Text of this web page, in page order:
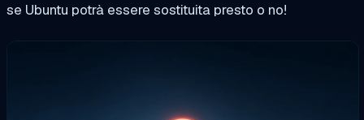
se Ubuntu potrà essere sostituita presto o no!